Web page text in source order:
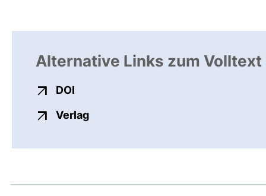
Alternative Links zum Volltext
DOI
Verlagexterner Link, öffnet neues